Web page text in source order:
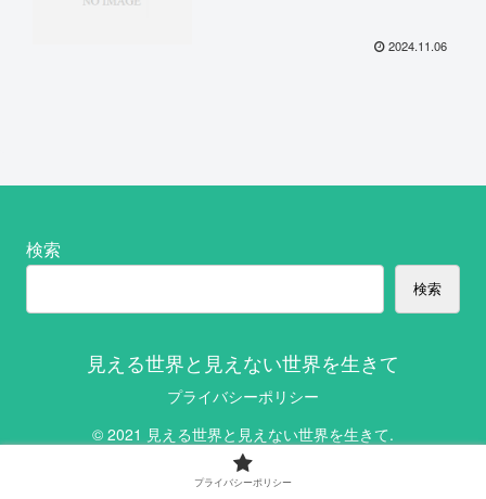
2024.11.06
検索
検索
見える世界と見えない世界を生きて
プライバシーポリシー
© 2021 見える世界と見えない世界を生きて.
プライバシーポリシー